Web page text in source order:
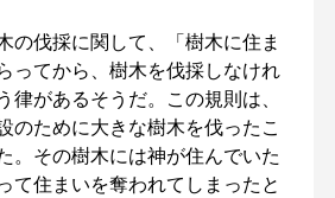
の伐採に関して、「樹木に住ま
ってから、樹木を伐採しなけれ
律があるそうだ。この規則は、
のために大きな樹木を伐ったこ
。その樹木には神が住んでいた
て住まいを奪われてしまったと